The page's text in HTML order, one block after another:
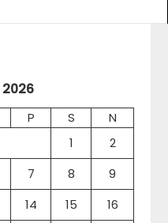
P S
N
1
2
7 8
9
14 15
16